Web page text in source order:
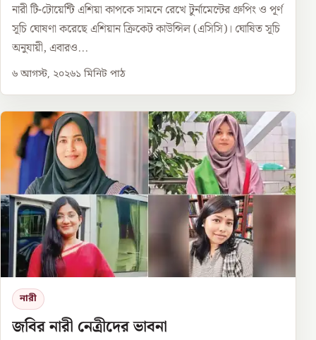
নারী টি-টোয়েন্টি এশিয়া কাপকে সামনে রেখে টুর্নামেন্টের গ্রুপিং ও পূর্ণ
সূচি ঘোষণা করেছে এশিয়ান ক্রিকেট কাউন্সিল (এসিসি)। ঘোষিত সূচি
অনুযায়ী, এবারও...
৬ আগস্ট, ২০২৬১ মিনিট পাঠ
নারী
জবির নারী নেত্রীদের ভাবনা